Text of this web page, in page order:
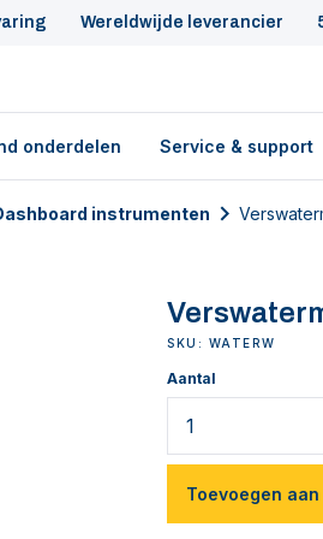
Wereldwijde leverancier
onderdelen Service & support
instrumenten
SKU: WATERW
Aantal
Toevoegen